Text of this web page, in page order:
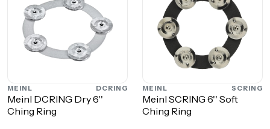
MEINL DCRING
Meinl DCRING Dry 6''
Ching Ring
MEINL SCRING
Meinl SCRING 6'' Soft
Ching Ring